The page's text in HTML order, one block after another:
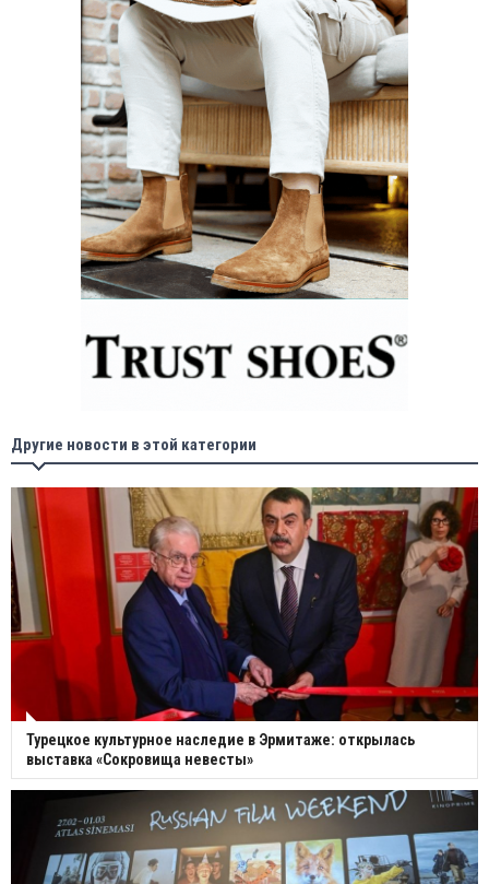
Другие новости в этой категории
Турецкое культурное наследие в Эрмитаже: открылась
выставка «Сокровища невесты»